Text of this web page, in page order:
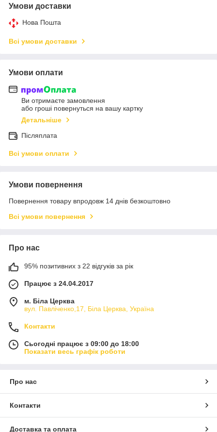
Умови доставки
Нова Пошта
Всі умови доставки
Умови оплати
Ви отримаєте замовлення
або гроші повернуться на вашу картку
Детальніше
Післяплата
Всі умови оплати
Умови повернення
Повернення товару впродовж 14 днів безкоштовно
Всі умови повернення
Про нас
95% позитивних з 22 відгуків за рік
Працює з 24.04.2017
м. Біла Церква
вул. Павліченко,17, Біла Церква, Україна
Контакти
Сьогодні працює з 09:00 до 18:00
Показати весь графік роботи
Про нас
Контакти
Доставка та оплата